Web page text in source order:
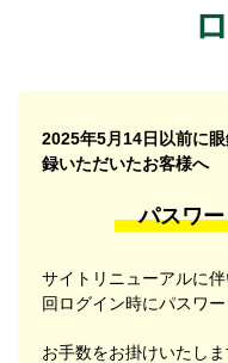
2025年5月14日以前に
録いただいたお客様へ
パスワ
サイトリニューアルに
回ログイン時にパスワ
お手数をお掛けいたしま